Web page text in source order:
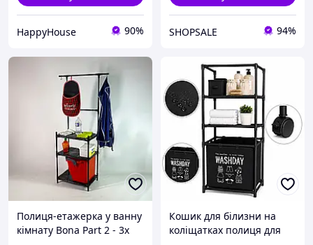
HappyHouse 90% SHOPSALE 94%
Полиця-етажерка у ванну
кімнату Bona Part 2 - 3х
Кошик для білизни на
коліщатках полиця для